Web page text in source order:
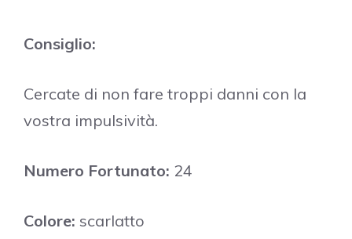
Consiglio:
Cercate di non fare troppi danni con la
vostra impulsività.
Numero Fortunato: 24
Colore: scarlatto